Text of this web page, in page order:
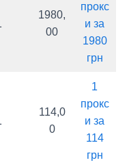
1980,
00
прокс
и за
1980
грн
114,0
0
1
прокс
и за
114
грн